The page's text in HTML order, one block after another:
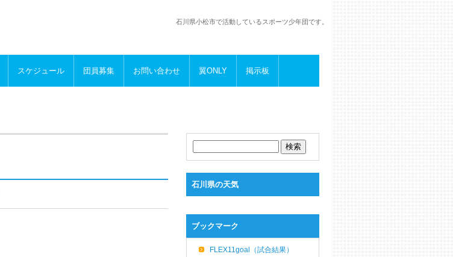
石川県小松市で活動しているスポーツ少年団です。
スケジュール 団員募集 お問い合わせ 翼ONLY 掲示板
石川県の天気
ブックマーク
FLEX11goal（試合結果）